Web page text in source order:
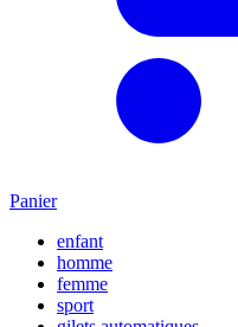
Panier
enfant
homme
femme
sport